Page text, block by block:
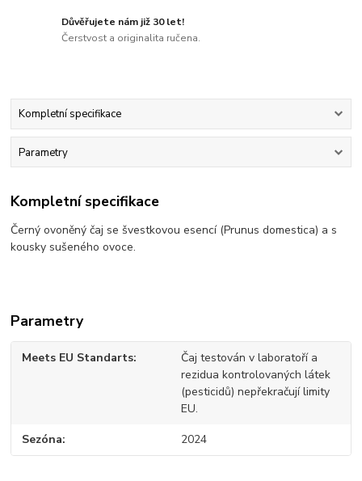
Důvěřujete nám již 30 let!
Čerstvost a originalita ručena.
Kompletní specifikace
Parametry
Kompletní specifikace
Černý ovoněný čaj se švestkovou esencí (Prunus domestica) a s
kousky sušeného ovoce.
Parametry
Meets EU Standarts
Čaj testován v laboratoří a
rezidua kontrolovaných látek
(pesticidů) nepřekračují limity
EU.
Sezóna 2024